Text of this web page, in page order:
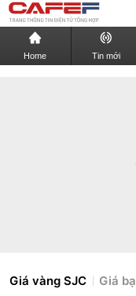
Home Tin mới
Giá vàng SJC Giá